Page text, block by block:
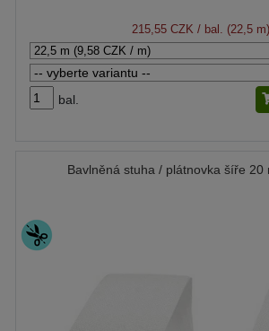
215,55 CZK / bal. (22,5 m)
bal.
Bavlněná stuha / plátnovka šíře 20